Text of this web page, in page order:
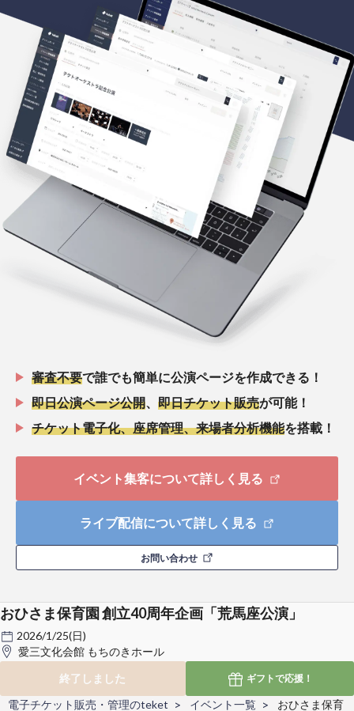
審査不要で誰でも簡単に公演ページを作成できる！
即日公演ページ公開
即日チケット販売が可能！
チケット電子化、座席管理、来場者分析機能を搭載！
イベント集客について詳しく見る
ライブ配信について詳しく見る
お問い合わせ
おひさま保育園 創立40周年企画「荒馬座公演」
2026/1/25(日)
愛三文化会館 もちのきホール
終了しました
ギフトで応援！
電子チケット販売・管理のteket イベント一覧
おひさま保育